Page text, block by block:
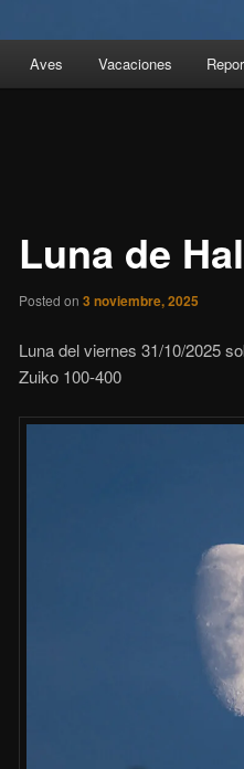
Aves Vacaciones
Luna de
Posted on 3 noviembre, 2025
Luna del viernes 31/10/2025
Zuiko 100-400